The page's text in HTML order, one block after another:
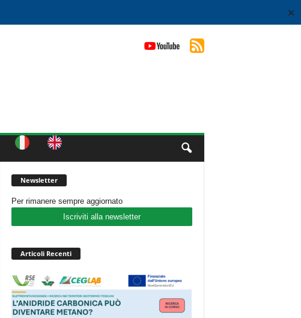
✕
Newsletter
Per rimanere sempre aggiornato
Iscriviti alla newsletter
Articoli Recenti